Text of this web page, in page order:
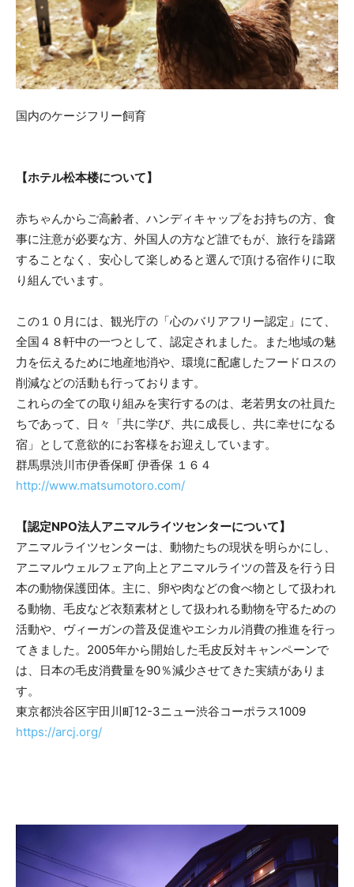
国内のケージフリー飼育
【ホテル松本楼について】
赤ちゃんからご高齢者、ハンディキャップをお持ちの方、食
事に注意が必要な方、外国人の方など誰でもが、旅行を躊躇
することなく、安心して楽しめると選んで頂ける宿作りに取
り組んでいます。
この１０月には、観光庁の「心のバリアフリー認定」にて、
全国４８軒中の一つとして、認定されました。また地域の魅
力を伝えるために地産地消や、環境に配慮したフードロスの
削減などの活動も行っております。
これらの全ての取り組みを実行するのは、老若男女の社員た
ちであって、日々「共に学び、共に成長し、共に幸せになる
宿」として意欲的にお客様をお迎えしています。
群馬県渋川市伊香保町 伊香保 １６４
http://www.matsumotoro.com/
【認定NPO法人アニマルライツセンターについて】
アニマルライツセンターは、動物たちの現状を明らかにし、
アニマルウェルフェア向上とアニマルライツの普及を行う日
本の動物保護団体。主に、卵や肉などの食べ物として扱われ
る動物、毛皮など衣類素材として扱われる動物を守るための
活動や、ヴィーガンの普及促進やエシカル消費の推進を行っ
てきました。2005年から開始した毛皮反対キャンペーンで
は、日本の毛皮消費量を90％減少させてきた実績がありま
す。
東京都渋谷区宇田川町12-3ニュー渋谷コーポラス1009
https://arcj.org/